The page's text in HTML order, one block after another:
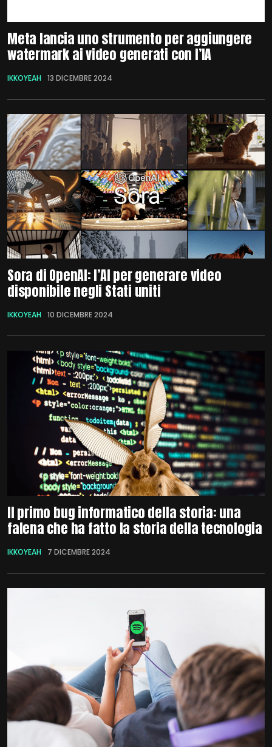
Meta lancia uno strumento per aggiungere
watermark ai video generati con l’IA
IKKOYEAH 13 DICEMBRE 2024
Sora di OpenAI: l’AI per generare video
disponibile negli Stati uniti
IKKOYEAH 10 DICEMBRE 2024
Il primo bug informatico della storia: una
falena che ha fatto la storia della tecnologia
IKKOYEAH 7 DICEMBRE 2024